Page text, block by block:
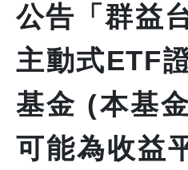
公告「群益
主動式ETF
基金 (本基
可能為收益